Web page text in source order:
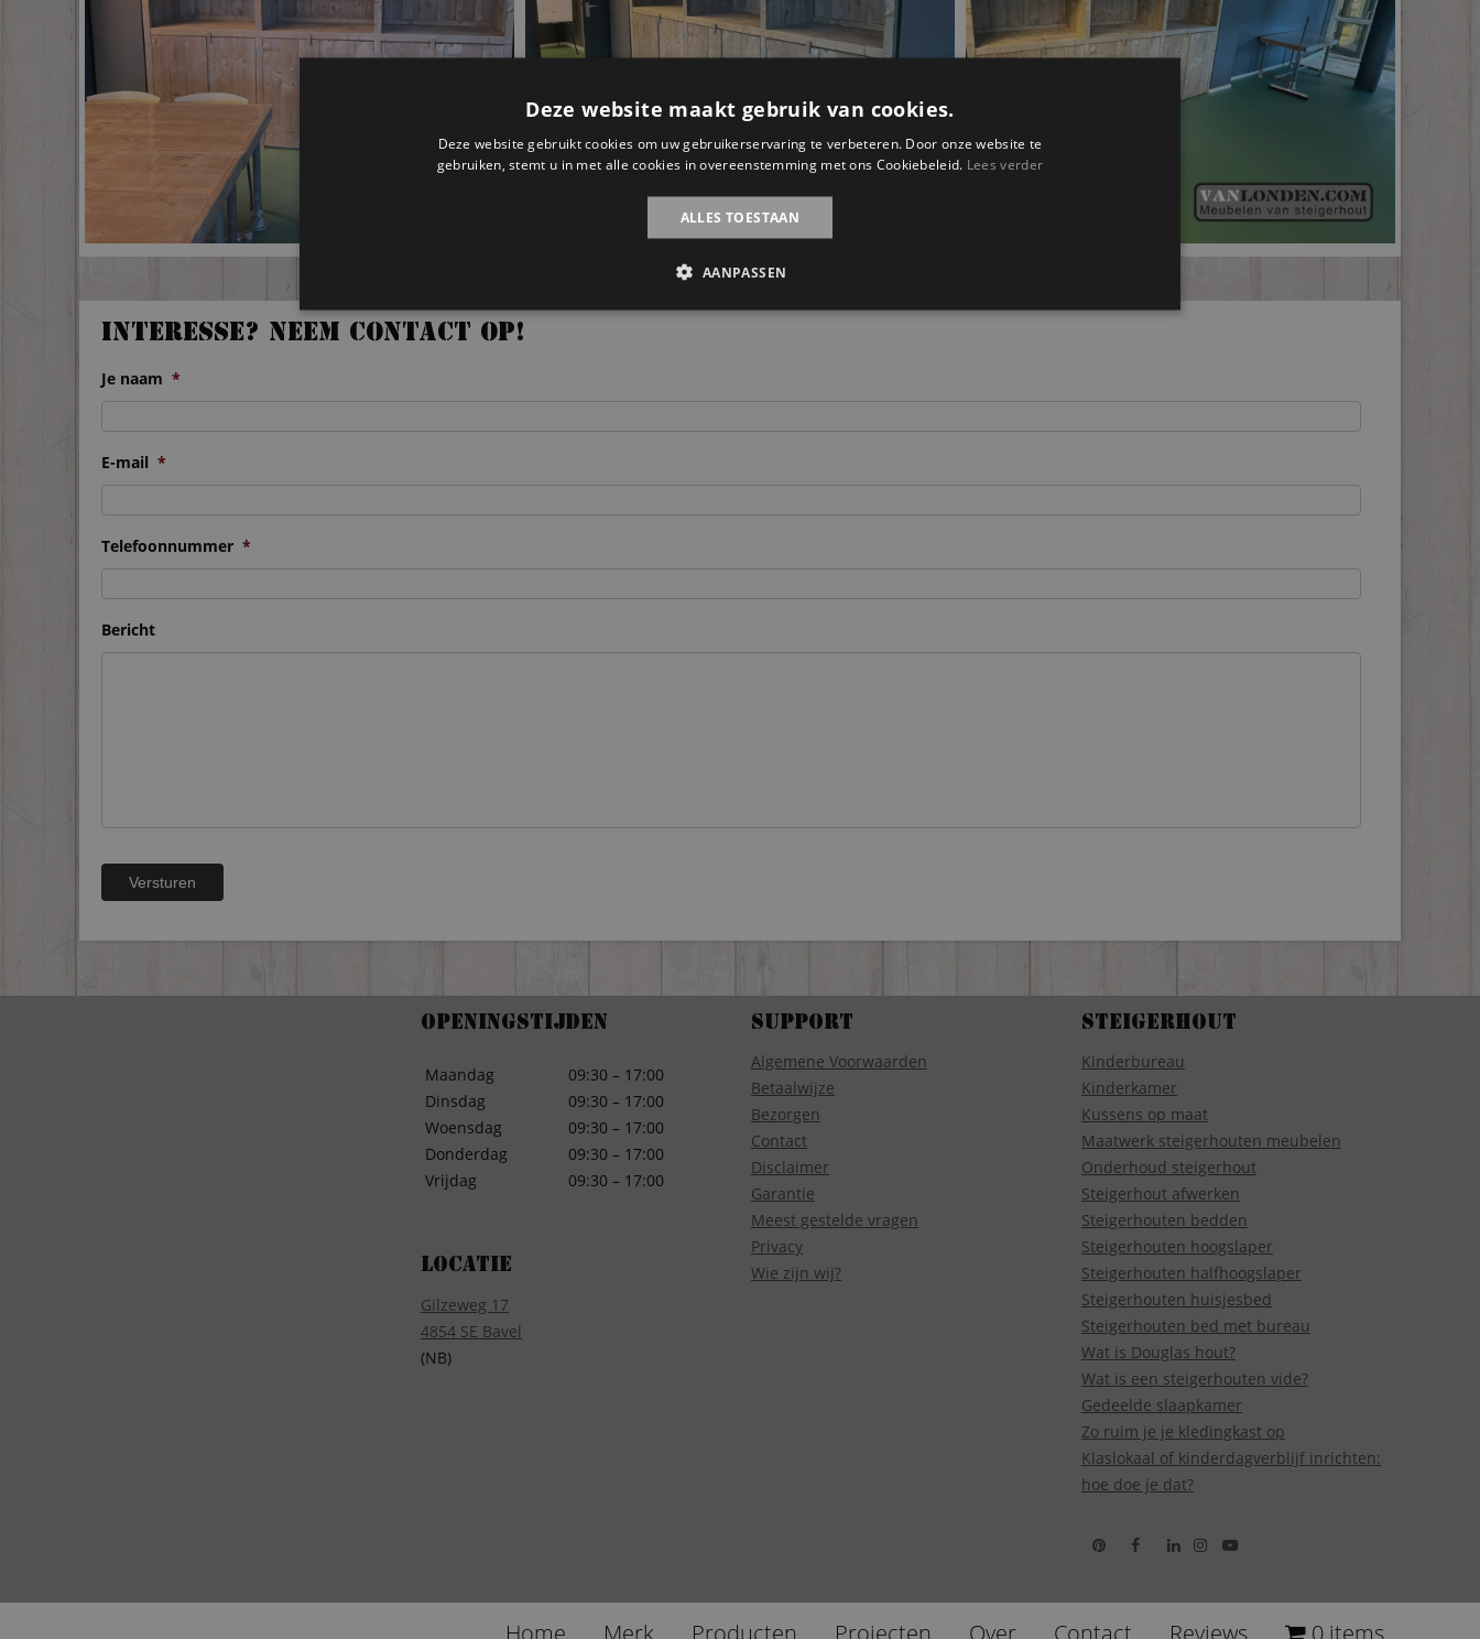
Interesse? Neem contact op!
Je naam *
E-mail *
Telefoonnummer *
Bericht
Openingstijden
Maandag
Dinsdag
Woensdag
Donderdag
Vrijdag
09:30 – 17:00
09:30 – 17:00
09:30 – 17:00
09:30 – 17:00
09:30 – 17:00
Locatie
Gilzeweg 17
4854 SE Bavel
(NB)
Support
Algemene Voorwaarden
Betaalwijze
Bezorgen
Contact
Disclaimer
Garantie
Meest gestelde vragen
Privacy
Wie zijn wij?
Steigerhout
Kinderbureau
Kinderkamer
Kussens op maat
Maatwerk steigerhouten meubelen
Onderhoud steigerhout
Steigerhout afwerken
Steigerhouten bedden
Steigerhouten hoogslaper
Steigerhouten halfhoogslaper
Steigerhouten huisjesbed
Steigerhouten bed met bureau
Wat is Douglas hout?
Wat is een steigerhouten vide?
Gedeelde slaapkamer
Zo ruim je je kledingkast op
Klaslokaal of kinderdagverblijf inrichten:
hoe doe je dat?
Home Merk Producten Projecten Over Contact Reviews 0 items
Deze website maakt gebruik van cookies.
Deze website gebruikt cookies om uw gebruikerservaring te verbeteren. Door onze website te
gebruiken, stemt u in met alle cookies in overeenstemming met ons Cookiebeleid. Lees verder
ALLES TOESTAAN
AANPASSEN